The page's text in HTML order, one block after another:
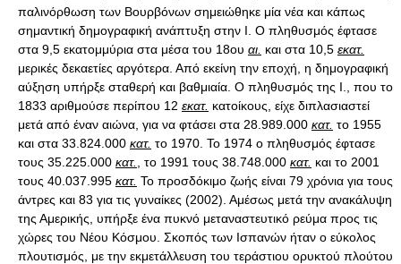
παλινόρθωση των Βουρβόνων σημειώθηκε μία νέα και κάπως
σημαντική δημογραφική ανάπτυξη στην Ι. Ο πληθυσμός έφτασε
στα 9,5 εκατομμύρια στα μέσα του 18ου αι. και στα 10,5 εκατ.
μερικές δεκαετίες αργότερα. Από εκείνη την εποχή, η δημογραφική
αύξηση υπήρξε σταθερή και βαθμιαία. Ο πληθυσμός της Ι., που το
1833 αριθμούσε περίπου 12 εκατ. κατοίκους, είχε διπλασιαστεί
μετά από έναν αιώνα, για να φτάσει στα 28.989.000 κατ. το 1955
και στα 33.824.000 κατ. το 1970. Το 1974 ο πληθυσμός έφτασε
τους 35.225.000 κατ. , το 1991 τους 38.748.000 κατ. και το 2001
τους 40.037.995 κατ. Το προσδόκιμο ζωής είναι 79 χρόνια για τους
άντρες και 83 για τις γυναίκες (2002). Αμέσως μετά την ανακάλυψη
της Αμερικής, υπήρξε ένα πυκνό μεταναστευτικό ρεύμα προς τις
χώρες του Νέου Κόσμου. Σκοπός των Ισπανών ήταν ο εύκολος
πλουτισμός, με την εκμετάλλευση του τεράστιου ορυκτού πλούτου